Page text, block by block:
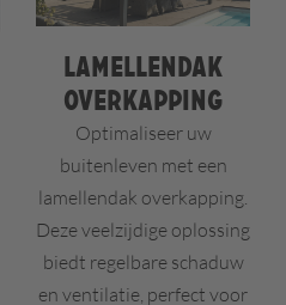
Lamellendak
overkapping
Optimaliseer uw
buitenleven met een
lamellendak overkapping.
Deze veelzijdige oplossing
biedt regelbare schaduw
en ventilatie, perfect voor